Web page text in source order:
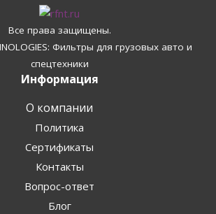
Все права защищены.
Фильтры для грузовых авто и
спецтехники
Информация
О компании
Политика
Сертификаты
Контакты
Вопрос-ответ
Блог